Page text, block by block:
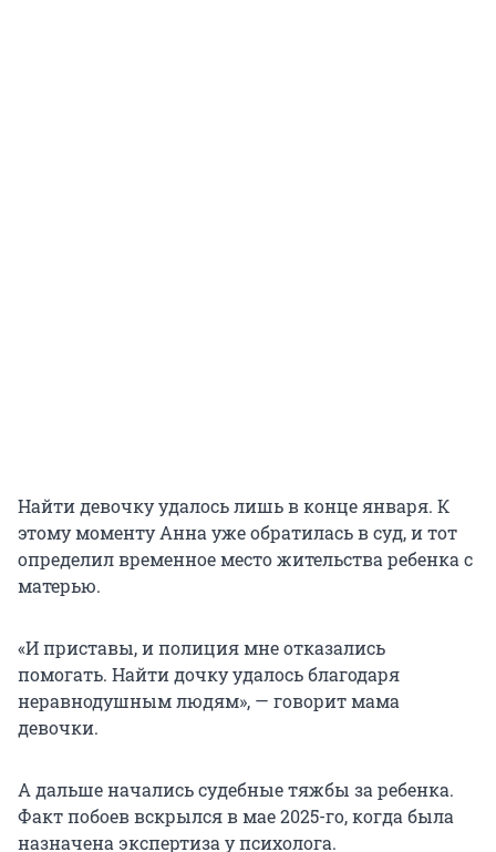
Найти девочку удалось лишь в конце января. К
этому моменту Анна уже обратилась в суд, и тот
определил временное место жительства ребенка с
матерью.
«И приставы, и полиция мне отказались
помогать. Найти дочку удалось благодаря
неравнодушным людям», — говорит мама
девочки.
А дальше начались судебные тяжбы за ребенка.
Факт побоев вскрылся в мае 2025-го, когда была
назначена экспертиза у психолога.